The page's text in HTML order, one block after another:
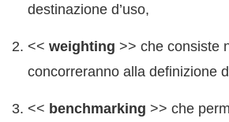
destinazione d’uso,
<<weighting >> che consiste
concorreranno alla definizione
<< benchmarking >> che